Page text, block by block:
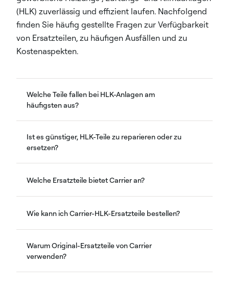
(HLK) zuverlässig und effizient laufen. Nachfolgend
finden Sie häufig gestellte Fragen zur Verfügbarkeit
von Ersatzteilen, zu häufigen Ausfällen und zu
Kostenaspekten.
Welche Teile fallen bei HLK-Anlagen am
häufigsten aus?
Ist es günstiger, HLK-Teile zu reparieren oder zu
ersetzen?
Welche Ersatzteile bietet Carrier an?
Wie kann ich Carrier-HLK-Ersatzteile bestellen?
Warum Original-Ersatzteile von Carrier
verwenden?